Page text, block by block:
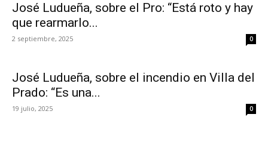
José Ludueña, sobre el Pro: “Está roto y hay
que rearmarlo...
2 septiembre, 2025 0
José Ludueña, sobre el incendio en Villa del
Prado: “Es una...
19 julio, 2025 0